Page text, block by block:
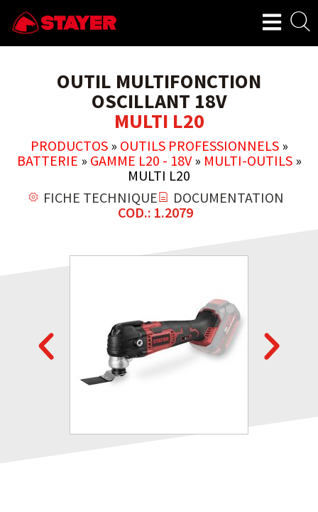
OUTIL MULTIFONCTION
OSCILLANT 18V
MULTI L20
PRODUCTOS» OUTILS PROFESSIONNELS»
BATTERIE » GAMME L20 - 18V» MULTI-OUTILS»
MULTI L20
FICHE TECHNIQUE
DOCUMENTATION
COD.: 1.2079